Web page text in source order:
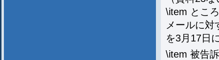
\item とこ
メールに
を3月17日
\item 被告